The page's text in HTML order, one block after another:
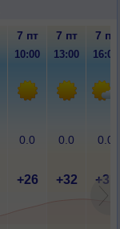
7 пт 7 пт 7 пт
10:00 13:00 16:00
0.0 0.0 0.0
+26 +32 +31